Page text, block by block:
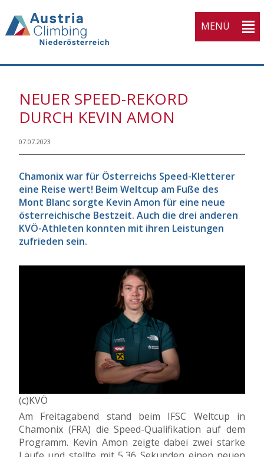
MENÜ
NEUER SPEED-REKORD
DURCH KEVIN AMON
07.07.2023
Chamonix war für Österreichs Speed-Kletterer
eine Reise wert! Beim Weltcup am Fuße des
Mont Blanc sorgte Kevin Amon für eine neue
österreichische Bestzeit. Auch die drei anderen
KVÖ-Athleten konnten mit ihren Leistungen
zufrieden sein.
(c)KVÖ
Am Freitagabend stand beim IFSC Weltcup in
Chamonix (FRA) die Speed-Qualifikation auf dem
Programm. Kevin Amon zeigte dabei zwei starke